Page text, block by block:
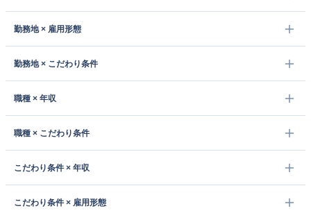
勤務地 × 雇用形態
勤務地 × こだわり条件
職種 × 年収
職種 × こだわり条件
こだわり条件 × 年収
こだわり条件 × 雇用形態